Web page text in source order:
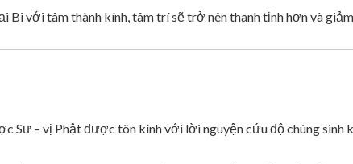
với tâm thành kính, tâm trí sẽ trở nên thanh tịnh hơn và
Sư – vị Phật được tôn kính với lời nguyện cứu độ chúng sinh